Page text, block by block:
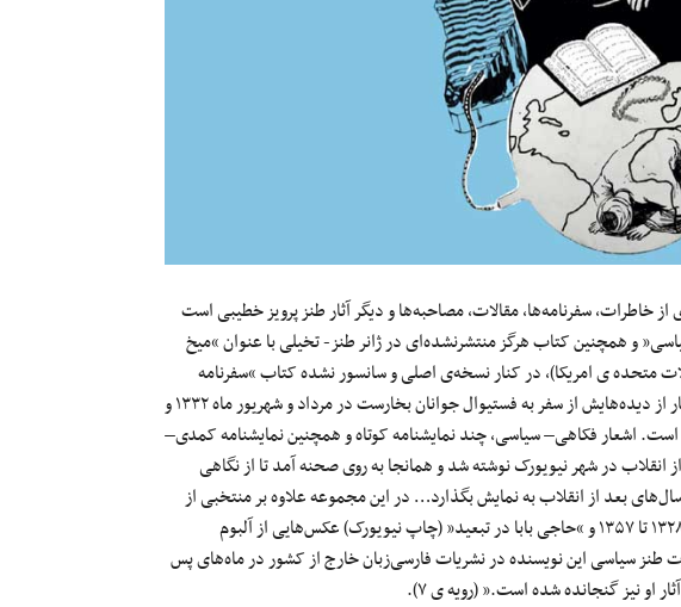
خاطرات، سفرنامه‌ها، مقالات، مصاحبه‌ها و دیگر آثار طنز پرویز خطیبی است
و همچنین کتاب هرگز منتشرنشده‌ای در ژانر طنز- تخیلی با عنوان “میخ
متحده ی امریکا)، در کنار نسخه‌ی اصلی و سانسور نشده کتاب “سفرنامه
بخارست” ( خاطرات پرویز خطیبی به عنوان خبرنگار از دیده‌هایش از سفر به فستیوال جوانان بخارست در مرداد و شهریور ماه ۱۳۳۲ و
گنجانده شده است. اشعار فکاهی– سیاسی، چند نمایشنامه‌ کوتاه و همچنین نمایشنامه کمدی–
انقلاب در شهر نیویورک نوشته شد و همانجا به روی صحنه آمد تا از نگاهی
بعد از انقلاب به نمایش بگذارد… در این مجموعه علاوه بر منتخبی از
کاریکاتورهای هفته نامه “حاجی بابا” از سال‌های ۱۳۲۸ تا ۱۳۵۷ و “حاجی بابا در تبعید” (چاپ نیویورک) عکس‌هایی از آلبوم
طنز سیاسی این نویسنده در نشریات فارسی‌زبان خارج از کشور در ماه‌های پس
او نیز گنجانده شده است.” (رویه ی ۷).